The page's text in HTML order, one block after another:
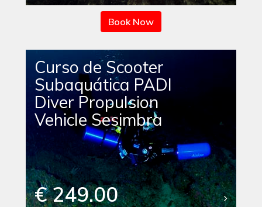
Book Now
Curso de Scooter
Subaquática PADI
Diver Propulsion
Vehicle Sesimbra
€ 249.00